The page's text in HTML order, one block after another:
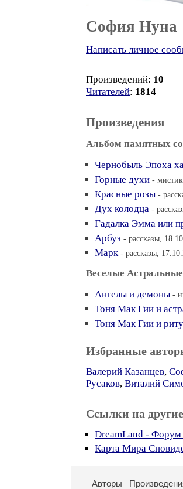
София Нуна
Написать личное
Произведений: 10
Читателей: 1814
Произведения
Альбом памятных
Чернобыль Эпоха
Горные духи -
Красные розы -
Дух колодца -
Гадалка Эмма или
Арбуз - рассказы,
Марк - рассказы,
Веселые
Ангелы и демоны -
Тоня Мак Гии и
Тоня Мак Гии и
Избранные
Валерий Казанцев,
Русаков, Виталий
Ссылки на
DreamLand - Форум
Карта Мира
Авторы